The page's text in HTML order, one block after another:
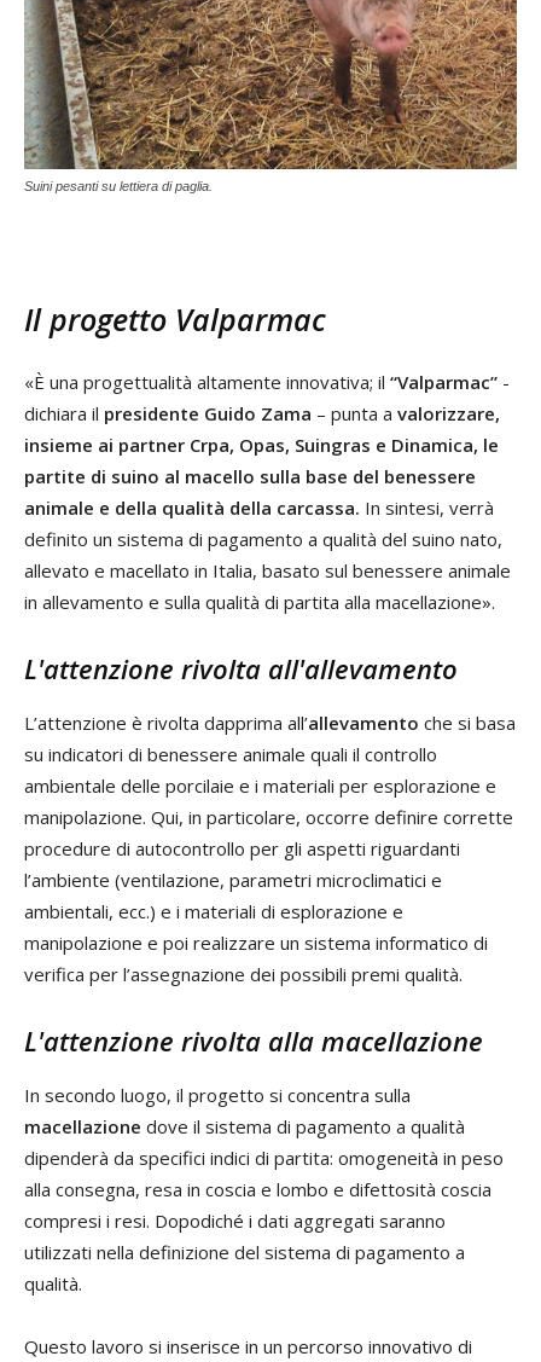
Suini pesanti su lettiera di paglia.
Il progetto Valparmac
«È una progettualità altamente innovativa; il “Valparmac” -
dichiara il presidente Guido Zama – punta a valorizzare,
insieme ai partner Crpa, Opas, Suingras e Dinamica, le
partite di suino al macello sulla base del benessere
animale e della qualità della carcassa. In sintesi, verrà
definito un sistema di pagamento a qualità del suino nato,
allevato e macellato in Italia, basato sul benessere animale
in allevamento e sulla qualità di partita alla macellazione».
L'attenzione rivolta all'allevamento
L’attenzione è rivolta dapprima all’allevamento che si basa
su indicatori di benessere animale quali il controllo
ambientale delle porcilaie e i materiali per esplorazione e
manipolazione. Qui, in particolare, occorre definire corrette
procedure di autocontrollo per gli aspetti riguardanti
l’ambiente (ventilazione, parametri microclimatici e
ambientali, ecc.) e i materiali di esplorazione e
manipolazione e poi realizzare un sistema informatico di
verifica per l’assegnazione dei possibili premi qualità.
L'attenzione rivolta alla macellazione
In secondo luogo, il progetto si concentra sulla
macellazione dove il sistema di pagamento a qualità
dipenderà da specifici indici di partita: omogeneità in peso
alla consegna, resa in coscia e lombo e difettosità coscia
compresi i resi. Dopodiché i dati aggregati saranno
utilizzati nella definizione del sistema di pagamento a
qualità.
Questo lavoro si inserisce in un percorso innovativo di